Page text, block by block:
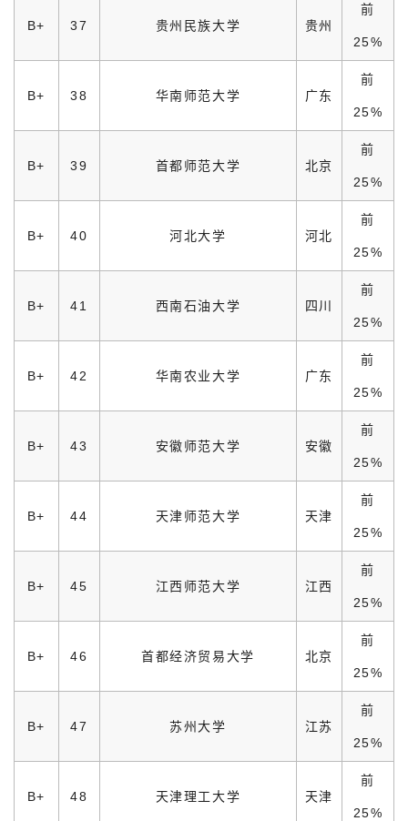
B+ 37 贵州民族大学 贵州
前
25%
B+ 38 华南师范大学 广东
前
25%
B+ 39 首都师范大学 北京
前
25%
B+ 40 河北大学 河北
前
25%
B+ 41 西南石油大学 四川
前
25%
B+ 42 华南农业大学 广东
前
25%
B+ 43 安徽师范大学 安徽
前
25%
B+ 44 天津师范大学 天津
前
25%
B+ 45 江西师范大学 江西
前
25%
B+ 46 首都经济贸易大学 北京
前
25%
B+ 47 苏州大学 江苏
前
25%
B+ 48 天津理工大学 天津
前
25%